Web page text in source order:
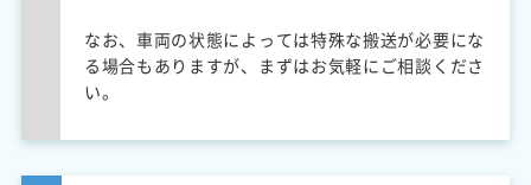
なお、車両の状態によっては特殊な搬送が必要にな
る場合もありますが、まずはお気軽にご相談くださ
い。